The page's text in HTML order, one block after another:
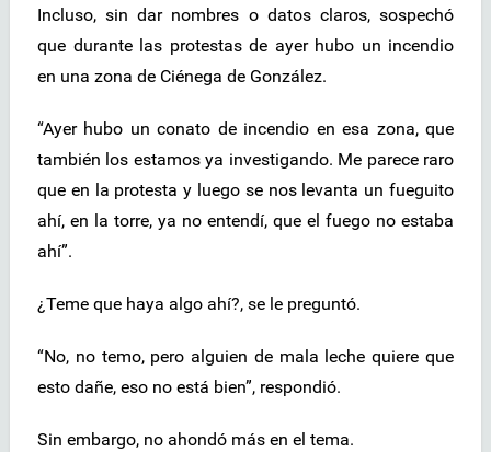
Incluso, sin dar nombres o datos claros, sospechó
que durante las protestas de ayer hubo un incendio
en una zona de Ciénega de González.
“Ayer hubo un conato de incendio en esa zona, que
también los estamos ya investigando. Me parece raro
que en la protesta y luego se nos levanta un fueguito
ahí, en la torre, ya no entendí, que el fuego no estaba
ahí”.
¿Teme que haya algo ahí?, se le preguntó.
“No, no temo, pero alguien de mala leche quiere que
esto dañe, eso no está bien”, respondió.
Sin embargo, no ahondó más en el tema.